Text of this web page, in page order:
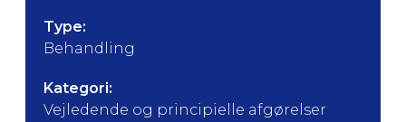
Type:
Behandling
Kategori:
Vejledende og principielle afgørelser